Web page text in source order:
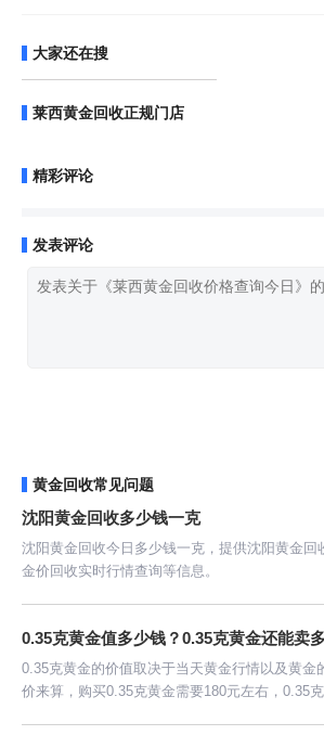
大家还在搜
莱西黄金回收正规门店
精彩评论
发表评论
黄金回收常见问题
沈阳黄金回收多少钱一克
沈阳黄金回收今日多少钱一克，提供沈阳黄金回
金价回收实时行情查询等信息。
0.35克黄金值多少钱？0.35克黄金还能卖
0.35克黄金的价值取决于当天黄金行情以及黄金
价来算，购买0.35克黄金需要180元左右，0.35